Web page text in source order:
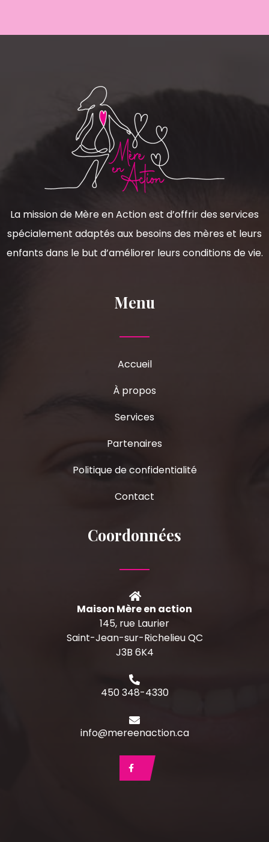
La mission de Mère en Action est d’offrir des services
spécialement adaptés aux besoins des mères et leurs
enfants dans le but d’améliorer leurs conditions de vie.
Menu
Accueil
À propos
Services
Partenaires
Politique de confidentialité
Contact
Coordonnées
Maison Mère en action
145, rue Laurier
Saint-Jean-sur-Richelieu QC
J3B 6K4
450 348-4330
info@mereenaction.ca